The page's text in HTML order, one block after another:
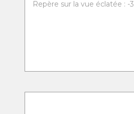
Repère sur la vue éclatée : -